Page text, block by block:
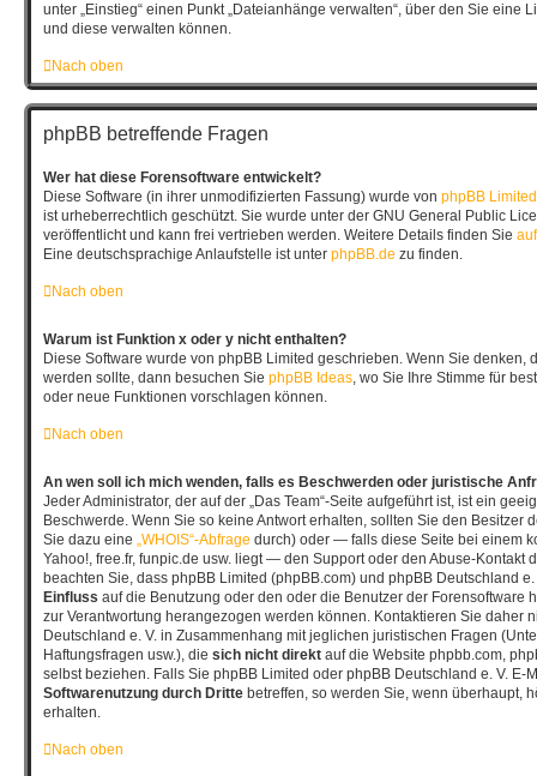
unter „Einstieg“ einen Punkt „Dateianhänge verwalten“, über den Sie eine
und diese verwalten können.
Nach oben
phpBB betreffende Fragen
Wer hat diese Forensoftware entwickelt?
Diese Software (in ihrer unmodifizierten Fassung) wurde von phpBB Limited
ist urheberrechtlich geschützt. Sie wurde unter der GNU General Public
veröffentlicht und kann frei vertrieben werden. Weitere Details finden Sie
Eine deutschsprachige Anlaufstelle ist unter phpBB.de zu finden.
Nach oben
Warum ist Funktion x oder y nicht enthalten?
Diese Software wurde von phpBB Limited geschrieben. Wenn Sie denken,
werden sollte, dann besuchen Sie phpBB Ideas , wo Sie Ihre Stimme für
oder neue Funktionen vorschlagen können.
Nach oben
An wen soll ich mich wenden, falls es Beschwerden oder juristische
Jeder Administrator, der auf der „Das Team“-Seite aufgeführt ist, ist ein
Beschwerde. Wenn Sie so keine Antwort erhalten, sollten Sie den Besitzer
Sie dazu eine „WHOIS“-Abfrage durch) oder — falls diese Seite bei einem
Yahoo!, free.fr, funpic.de usw. liegt — den Support oder den Abuse-Kontakt
beachten Sie, dass phpBB Limited (phpBB.com) und phpBB Deutschland
Einfluss auf die Benutzung oder den oder die Benutzer der Forensoftware
zur Verantwortung herangezogen werden können. Kontaktieren Sie daher
Deutschland e. V. in Zusammenhang mit jeglichen juristischen Fragen
Haftungsfragen usw.), die sich nicht direkt auf die Website phpbb.com,
selbst beziehen. Falls Sie phpBB Limited oder phpBB Deutschland e. V. E-
Softwarenutzung durch Dritte betreffen, so werden Sie, wenn überhaupt,
erhalten.
Nach oben